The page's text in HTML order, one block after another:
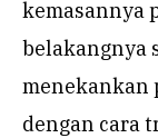
kemasannya
belakangnya
menekankan
dengan cara